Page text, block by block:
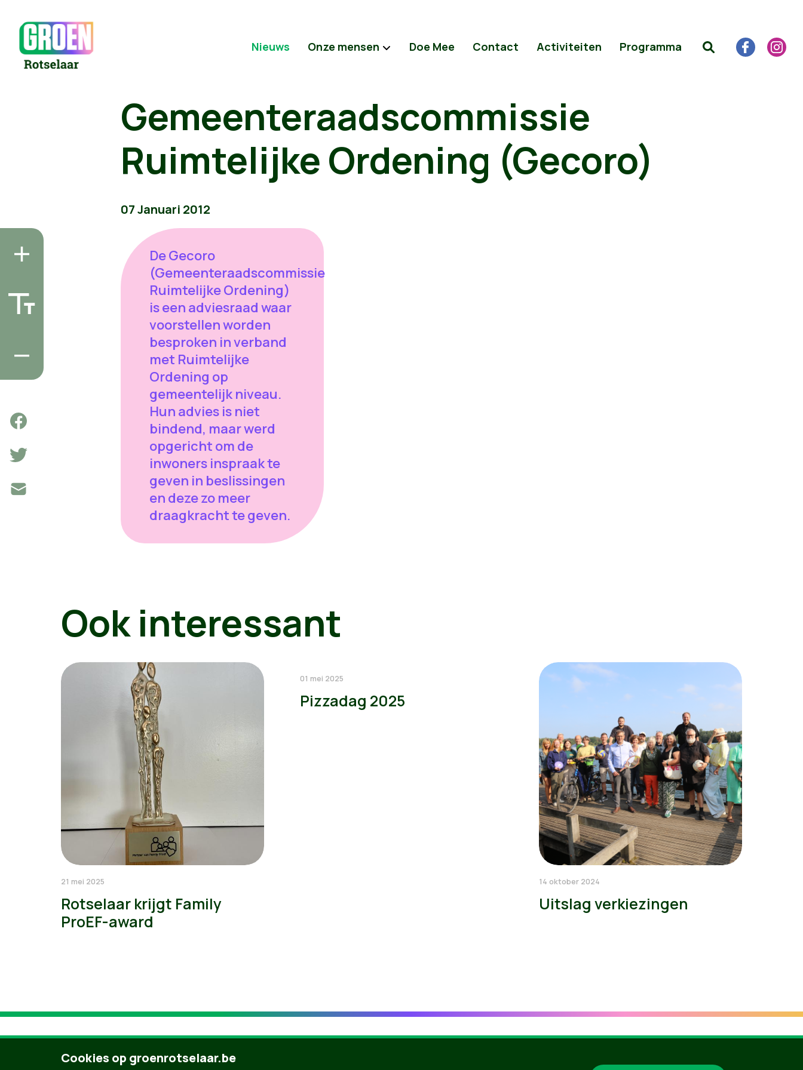
Nieuws Onze mensen Doe Mee Contact Activiteiten Programma
Gemeenteraadscommissie
Ruimtelijke Ordening (Gecoro)
07 Januari 2012
De Gecoro
(Gemeenteraadscommissie
Ruimtelijke Ordening)
is een adviesraad waar
voorstellen worden
besproken in verband
met Ruimtelijke
Ordening op
gemeentelijk niveau.
Hun advies is niet
bindend, maar werd
opgericht om de
inwoners inspraak te
geven in beslissingen
en deze zo meer
draagkracht te geven.
Ook interessant
21 mei 2025
Rotselaar krijgt Family
ProEF-award
01 mei 2025
Pizzadag 2025
14 oktober 2024
Uitslag verkiezingen
Cookies op groenrotselaar.be